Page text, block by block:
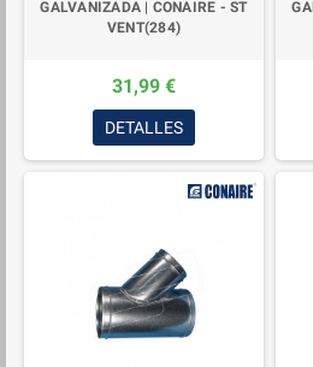
GALVANIZADA | CONAIRE - ST
VENT(284)
31,99 €
DETALLES